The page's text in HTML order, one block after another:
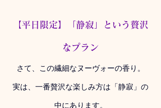
【平日限定】「静寂」という贅沢
なプラン
さて、この繊細なヌーヴォーの香り。
実は、一番贅沢な楽しみ方は「静寂」の
中にあります。